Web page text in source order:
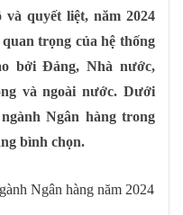
quyết liệt, năm 2024
trọng của hệ thống
bởi Đảng, Nhà nước,
và ngoài nước. Dưới
Ngân hàng trong
bình chọn.